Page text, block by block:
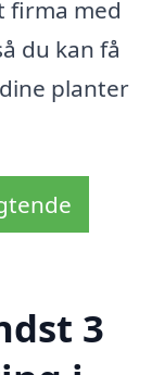
firma med
du kan få
planter
3